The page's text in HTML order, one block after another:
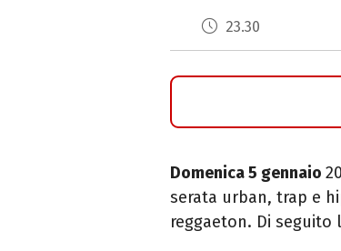
23.30
Domenica 5 gennaio
serata urban, trap e
reggaeton. Di seguito